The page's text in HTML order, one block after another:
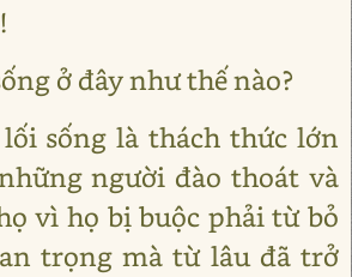
ở đây như thế nào?
sống là thách thức lớn
người đào thoát và
vì họ bị buộc phải từ bỏ
trọng mà từ lâu đã trở